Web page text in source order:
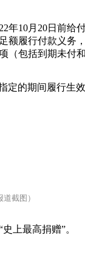
年10月20日前给
额履行付款义
（包括到期未付
定的期间履行
截图）
上最高捐赠”。